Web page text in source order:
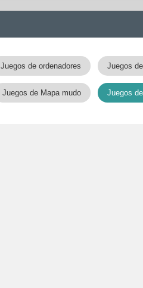
Juegos de ordenadores Juegos
Juegos de Mapa mudo Juegos